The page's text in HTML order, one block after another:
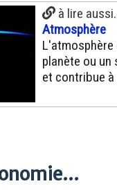
à lire
Atmosphère
L'atmosphère
planète ou un
et contribue